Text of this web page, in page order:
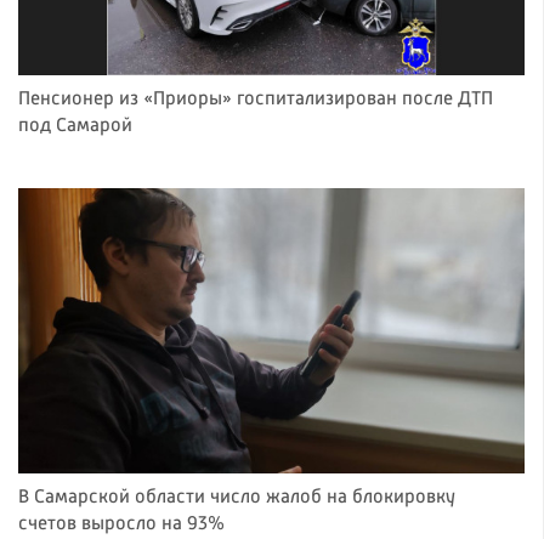
Пенсионер из «Приоры» госпитализирован после ДТП
под Самарой
В Самарской области число жалоб на блокировку
счетов выросло на 93%